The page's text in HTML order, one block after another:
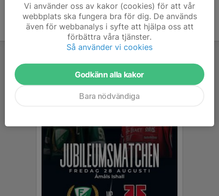
Vi använder oss av kakor (cookies) för att vår
webbplats ska fungera bra för dig. De används
även för webbanalys i syfte att hjälpa oss att
förbättra våra tjänster.
Så använder vi cookies
Godkänn alla kakor
Bara nödvändiga